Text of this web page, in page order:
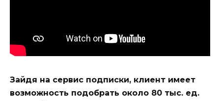
Зайдя на сервис подписки, клиент имеет
возможность подобрать около 80 тыс. ед.